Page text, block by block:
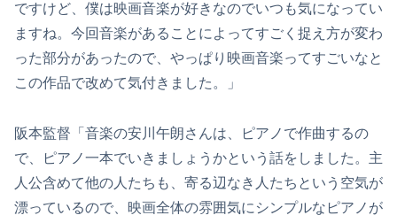
ですけど、僕は映画音楽が好きなのでいつも気になってい
ますね。今回音楽があることによってすごく捉え方が変わ
った部分があったので、やっぱり映画音楽ってすごいなと
この作品で改めて気付きました。」
阪本監督「音楽の安川午朗さんは、ピアノで作曲するの
で、ピアノ一本でいきましょうかという話をしました。主
人公含めて他の人たちも、寄る辺なき人たちという空気が
漂っているので、映画全体の雰囲気にシンプルなピアノが